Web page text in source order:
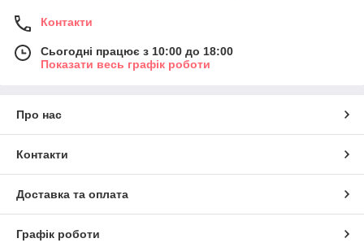
Контакти
Сьогодні працює з 10:00 до 18:00
Показати весь графік роботи
Про нас
Контакти
Доставка та оплата
Графік роботи